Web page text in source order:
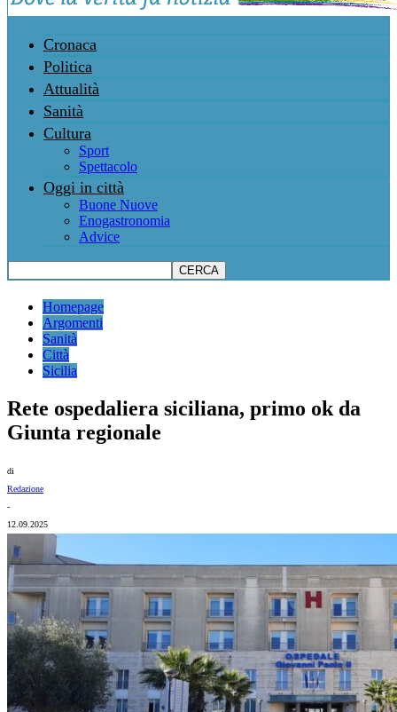
Cronaca
Politica
Attualità
Sanità
Cultura
Sport
Spettacolo
Oggi in città
Buone Nuove
Enogastronomia
Advice
Homepage
Argomenti
Sanità
Città
Sicilia
Rete ospedaliera siciliana, primo ok da
Giunta regionale
di
Redazione
-
12.09.2025